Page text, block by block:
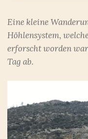
Eine kleine
Höhlensystem,
erforscht worden
Tag ab.